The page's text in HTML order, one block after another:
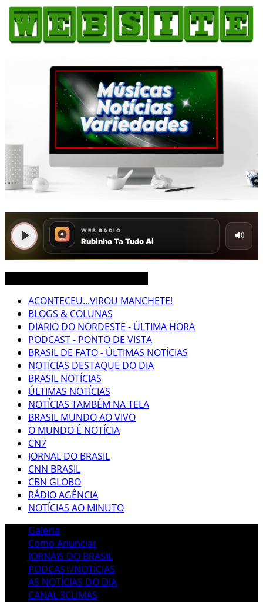
ACONTECEU...VIROU MANCHETE!
BLOGS & COLUNAS
DIÁRIO DO NORDESTE - ÚLTIMA HORA
PODCAST - PONTO DE VISTA
BRASIL DE FATO - ÚLTIMAS NOTÍCIAS
NOTÍCIAS DESTAQUE DO DIA
BRASIL NOTÍCIAS
ÚLTIMAS NOTÍCIAS
NOTÍCIAS TAMBÉM NA TELA
BRASIL MUNDO AO VIVO
O MUNDO É NOTÍCIA
CN7
JORNAL DO BRASIL
CNN BRASIL
CBN GLOBO
RÁDIO AGÊNCIA
NOTÍCIAS AO MINUTO
Galeria
Como Anunciar
JORNAIS DO BRASIL
PODCAST/NOTÍCIAS
AS NOTÍCIAS DO DIA
CANAL 3CLIMAS